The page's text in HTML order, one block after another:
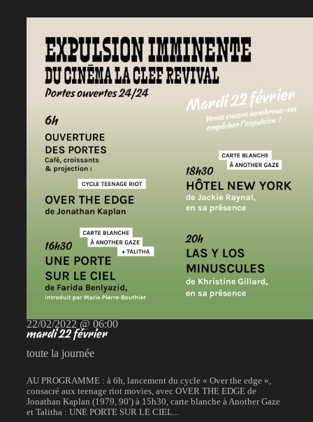
22/02/2022 @ 06:00
mardi 22 février
toute la journée
AU PROGRAMME : à 6h, lancement du cycle « Over the edge »,
consacré aux teenage riot movies, avec OVER THE EDGE de
Jonathan Kaplan (1979, 90′) à 15h30, carte blanche à Another Gaze
et Talitha : UNE PORTE SUR LE CIEL...